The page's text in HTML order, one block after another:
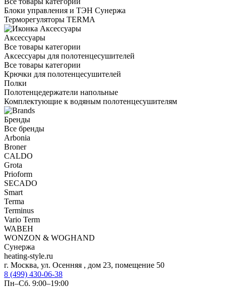
Блоки управления и ТЭН Сунержа
Терморегуляторы TERMA
Аксессуары
Все товары категории
Аксессуары для полотенцесушителей
Все товары категории
Крючки для полотенцесушителей
Полки
Полотенцедержатели напольные
Комплектующие к водяным полотенцесушителям
Бренды
Все бренды
Arbonia
Broner
CALDO
Grota
Prioform
SECADO
Smart
Terma
Terminus
Vario Term
WABEH
WONZON & WOGHAND
Сунержа
heating-style.ru
г. Москва, ул. Осенняя , дом 23, помещение 50
8 (499) 430-06-38
Пн–Сб. 9:00–19:00